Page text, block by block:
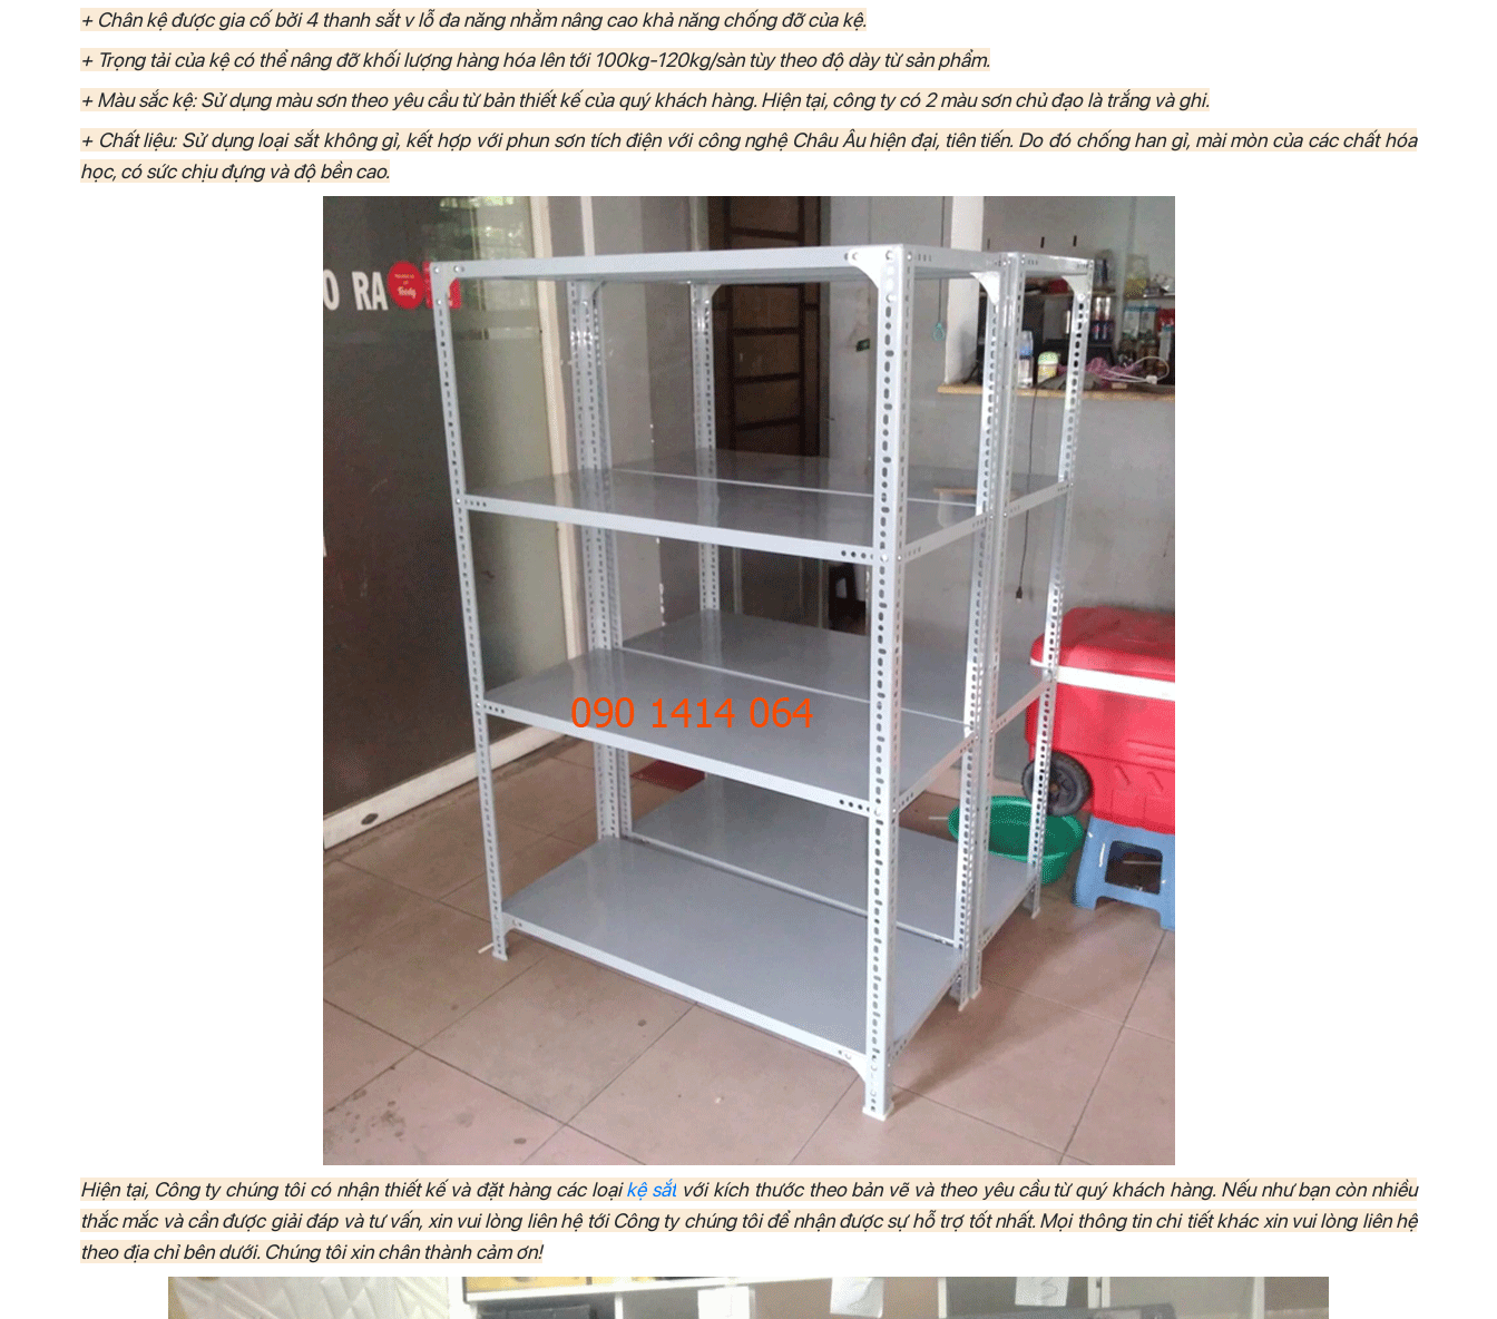
+ Chân kệ được gia cố bởi 4 thanh sắt v lỗ đa năng nhằm nâng cao khả năng chống đỡ của kệ.
+ Trọng tải của kệ có thể nâng đỡ khối lượng hàng hóa lên tới 100kg-120kg/sàn tùy theo độ dày từ sản phẩm.
+ Màu sắc kệ: Sử dụng màu sơn theo yêu cầu từ bản thiết kế của quý khách hàng. Hiện tại, công ty có 2 màu sơn chủ đạo là trắng và ghi.
+ Chất liệu: Sử dụng loại sắt không gỉ, kết hợp với phun sơn tích điện với công nghệ Châu Âu hiện đại, tiên tiến. Do đó chống han gỉ, mài mòn của các chất hóa
học, có sức chịu đựng và độ bền cao.
Hiện tại, Công ty chúng tôi có nhận thiết kế và đặt hàng các loạikệ sắt với kích thước theo bản vẽ và theo yêu cầu từ quý khách hàng. Nếu như bạn còn nhiều
thắc mắc và cần được giải đáp và tư vấn, xin vui lòng liên hệ tới Công ty chúng tôi để nhận được sự hỗ trợ tốt nhất. Mọi thông tin chi tiết khác xin vui lòng liên hệ
theo địa chỉ bên dưới. Chúng tôi xin chân thành cảm ơn!